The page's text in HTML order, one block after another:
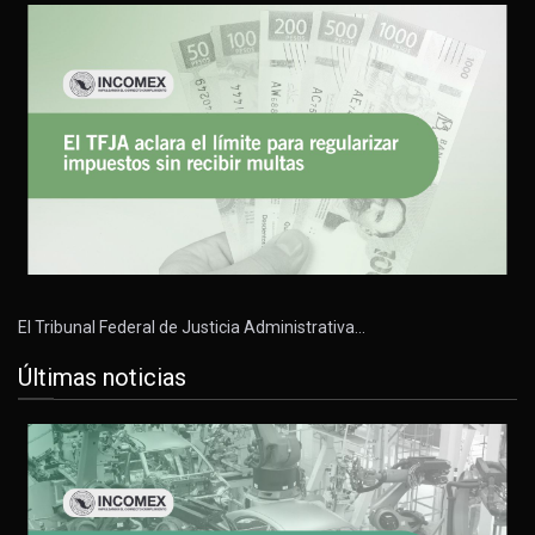
El Tribunal Federal de Justicia Administrativa…
Últimas noticias